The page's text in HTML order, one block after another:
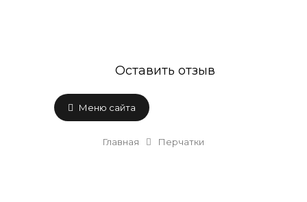
Оставить отзыв
Меню сайта
Главная Перчатки